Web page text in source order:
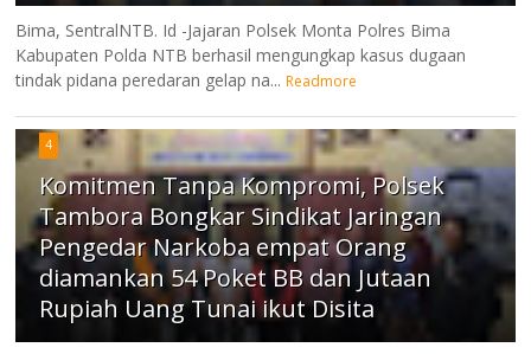
Bima, SentralNTB. Id -Jajaran Polsek Monta Polres Bima
Kabupaten Polda NTB berhasil mengungkap kasus dugaan
tindak pidana peredaran gelap na... Readmore
4
Komitmen Tanpa Kompromi, Polsek
Tambora Bongkar Sindikat Jaringan
Pengedar Narkoba empat Orang
diamankan 54 Poket BB dan Jutaan
Rupiah Uang Tunai ikut Disita